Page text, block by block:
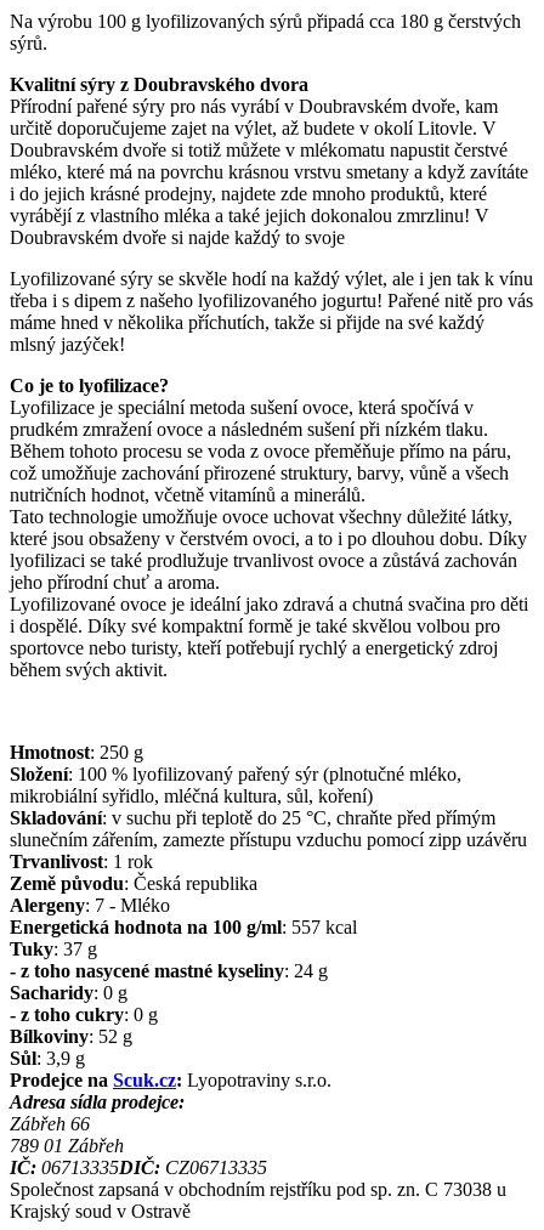
Na výrobu 100 g lyofilizovaných sýrů připadá cca 180 g čerstvých
sýrů.
Kvalitní sýry z Doubravského dvora
Přírodní pařené sýry pro nás vyrábí v Doubravském dvoře, kam
určitě doporučujeme zajet na výlet, až budete v okolí Litovle. V
Doubravském dvoře si totiž můžete v mlékomatu napustit čerstvé
mléko, které má na povrchu krásnou vrstvu smetany a když zavítáte
i do jejich krásné prodejny, najdete zde mnoho produktů, které
vyrábějí z vlastního mléka a také jejich dokonalou zmrzlinu! V
Doubravském dvoře si najde každý to svoje
Lyofilizované sýry se skvěle hodí na každý výlet, ale i jen tak k vínu
třeba i s dipem z našeho lyofilizovaného jogurtu! Pařené nitě pro vás
máme hned v několika příchutích, takže si přijde na své každý
mlsný jazýček!
Co je to lyofilizace?
Lyofilizace je speciální metoda sušení ovoce, která spočívá v
prudkém zmražení ovoce a následném sušení při nízkém tlaku.
Během tohoto procesu se voda z ovoce přeměňuje přímo na páru,
což umožňuje zachování přirozené struktury, barvy, vůně a všech
nutričních hodnot, včetně vitamínů a minerálů.
Tato technologie umožňuje ovoce uchovat všechny důležité látky,
které jsou obsaženy v čerstvém ovoci, a to i po dlouhou dobu. Díky
lyofilizaci se také prodlužuje trvanlivost ovoce a zůstává zachován
jeho přírodní chuť a aroma.
Lyofilizované ovoce je ideální jako zdravá a chutná svačina pro děti
i dospělé. Díky své kompaktní formě je také skvělou volbou pro
sportovce nebo turisty, kteří potřebují rychlý a energetický zdroj
během svých aktivit.
Hmotnost: 250 g
Složení: 100 % lyofilizovaný pařený sýr (plnotučné mléko,
mikrobiální syřidlo, mléčná kultura, sůl, koření)
Skladování: v suchu při teplotě do 25 °C, chraňte před přímým
slunečním zářením, zamezte přístupu vzduchu pomocí zipp uzávěru
Trvanlivost: 1 rok
Země původu: Česká republika
Alergeny: 7 - Mléko
Energetická hodnota na 100 g/ml: 557 kcal
Tuky: 37 g
- z toho nasycené mastné kyseliny: 24 g
Sacharidy: 0 g
- z toho cukry: 0 g
Bílkoviny: 52 g
Sůl: 3,9 g
Prodejce na Scuk.cz: Lyopotraviny s.r.o.
Adresa sídla prodejce:
Zábřeh 66
789 01 Zábřeh
IČ: 06713335DIČ: CZ06713335
Společnost zapsaná v obchodním rejstříku pod sp. zn. C 73038 u
Krajský soud v Ostravě